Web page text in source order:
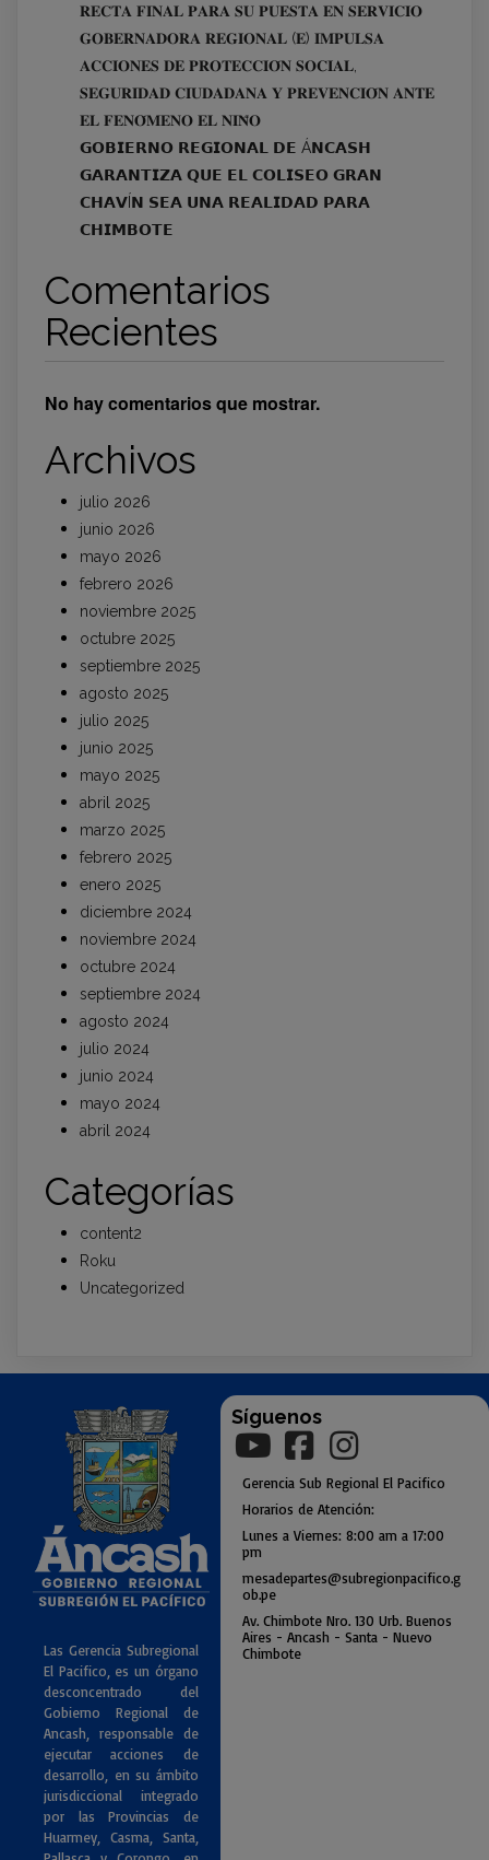
𝐑𝐄𝐂𝐓𝐀 𝐅𝐈𝐍𝐀𝐋 𝐏𝐀𝐑𝐀 𝐒𝐔 𝐏𝐔𝐄𝐒𝐓𝐀 𝐄𝐍 𝐒𝐄𝐑𝐕𝐈𝐂𝐈𝐎
𝐆𝐎𝐁𝐄𝐑𝐍𝐀𝐃𝐎𝐑𝐀 𝐑𝐄𝐆𝐈𝐎𝐍𝐀𝐋 (𝐄) 𝐈𝐌𝐏𝐔𝐋𝐒𝐀
𝐀𝐂𝐂𝐈𝐎𝐍𝐄𝐒 𝐃𝐄 𝐏𝐑𝐎𝐓𝐄𝐂𝐂𝐈𝐎́𝐍 𝐒𝐎𝐂𝐈𝐀𝐋,
𝐒𝐄𝐆𝐔𝐑𝐈𝐃𝐀𝐃 𝐂𝐈𝐔𝐃𝐀𝐃𝐀𝐍𝐀 𝐘 𝐏𝐑𝐄𝐕𝐄𝐍𝐂𝐈𝐎́𝐍 𝐀𝐍𝐓𝐄
𝐄𝐋 𝐅𝐄𝐍𝐎́𝐌𝐄𝐍𝐎 𝐄𝐋 𝐍𝐈𝐍̃𝐎
𝗚𝗢𝗕𝗜𝗘𝗥𝗡𝗢 𝗥𝗘𝗚𝗜𝗢𝗡𝗔𝗟 𝗗𝗘 Á𝗡𝗖𝗔𝗦𝗛
𝗚𝗔𝗥𝗔𝗡𝗧𝗜𝗭𝗔 𝗤𝗨𝗘 𝗘𝗟 𝗖𝗢𝗟𝗜𝗦𝗘𝗢 𝗚𝗥𝗔𝗡
𝗖𝗛𝗔𝗩Í𝗡 𝗦𝗘𝗔 𝗨𝗡𝗔 𝗥𝗘𝗔𝗟𝗜𝗗𝗔𝗗 𝗣𝗔𝗥𝗔
𝗖𝗛𝗜𝗠𝗕𝗢𝗧𝗘
Comentarios
Recientes
No hay comentarios que mostrar.
Archivos
julio 2026
junio 2026
mayo 2026
febrero 2026
noviembre 2025
octubre 2025
septiembre 2025
agosto 2025
julio 2025
junio 2025
mayo 2025
abril 2025
marzo 2025
febrero 2025
enero 2025
diciembre 2024
noviembre 2024
octubre 2024
septiembre 2024
agosto 2024
julio 2024
junio 2024
mayo 2024
abril 2024
Categorías
content2
Roku
Uncategorized
Las Gerencia Subregional
El Pacifico, es un órgano
desconcentrado del
Gobierno Regional de
Ancash, responsable de
ejecutar acciones de
desarrollo, en su ámbito
jurisdiccional integrado
por las Provincias de
Huarmey, Casma, Santa,
Síguenos
Gerencia Sub Regional El Pacifico
Horarios de Atención:
Lunes a Viernes: 8:00 am a 17:00
pm
mesadepartes@subregionpacifico.g
ob.pe
Av. Chimbote Nro. 130 Urb. Buenos
Aires - Ancash - Santa - Nuevo
Chimbote